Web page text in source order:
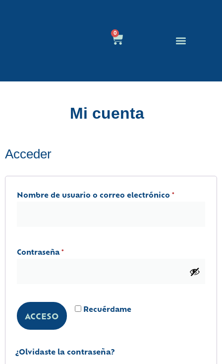
0
Mi cuenta
Acceder
Nombre de usuario o correo electrónico *
Contraseña*
Recuérdame
ACCESO
¿Olvidaste la contraseña?